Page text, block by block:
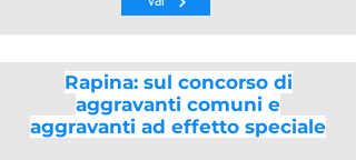
Rapina: sul concorso di
aggravanti comuni e
aggravanti ad effetto speciale